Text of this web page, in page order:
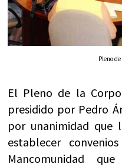
Pleno
El Pleno de la
presidido por Pedro
por unanimidad que
establecer
Mancomunidad